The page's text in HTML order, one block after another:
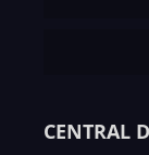
CENTRAL